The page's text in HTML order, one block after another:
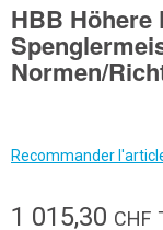
HBB Höhere
Normen/
Recommander
1 015,30 CHF